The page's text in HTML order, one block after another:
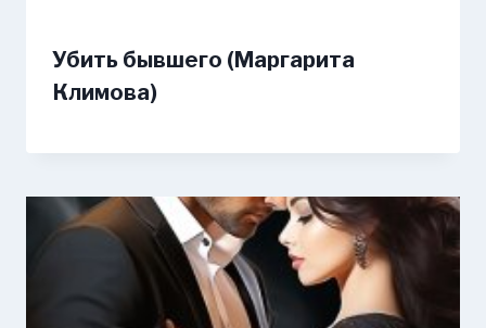
Убить бывшего (Маргарита
Климова)